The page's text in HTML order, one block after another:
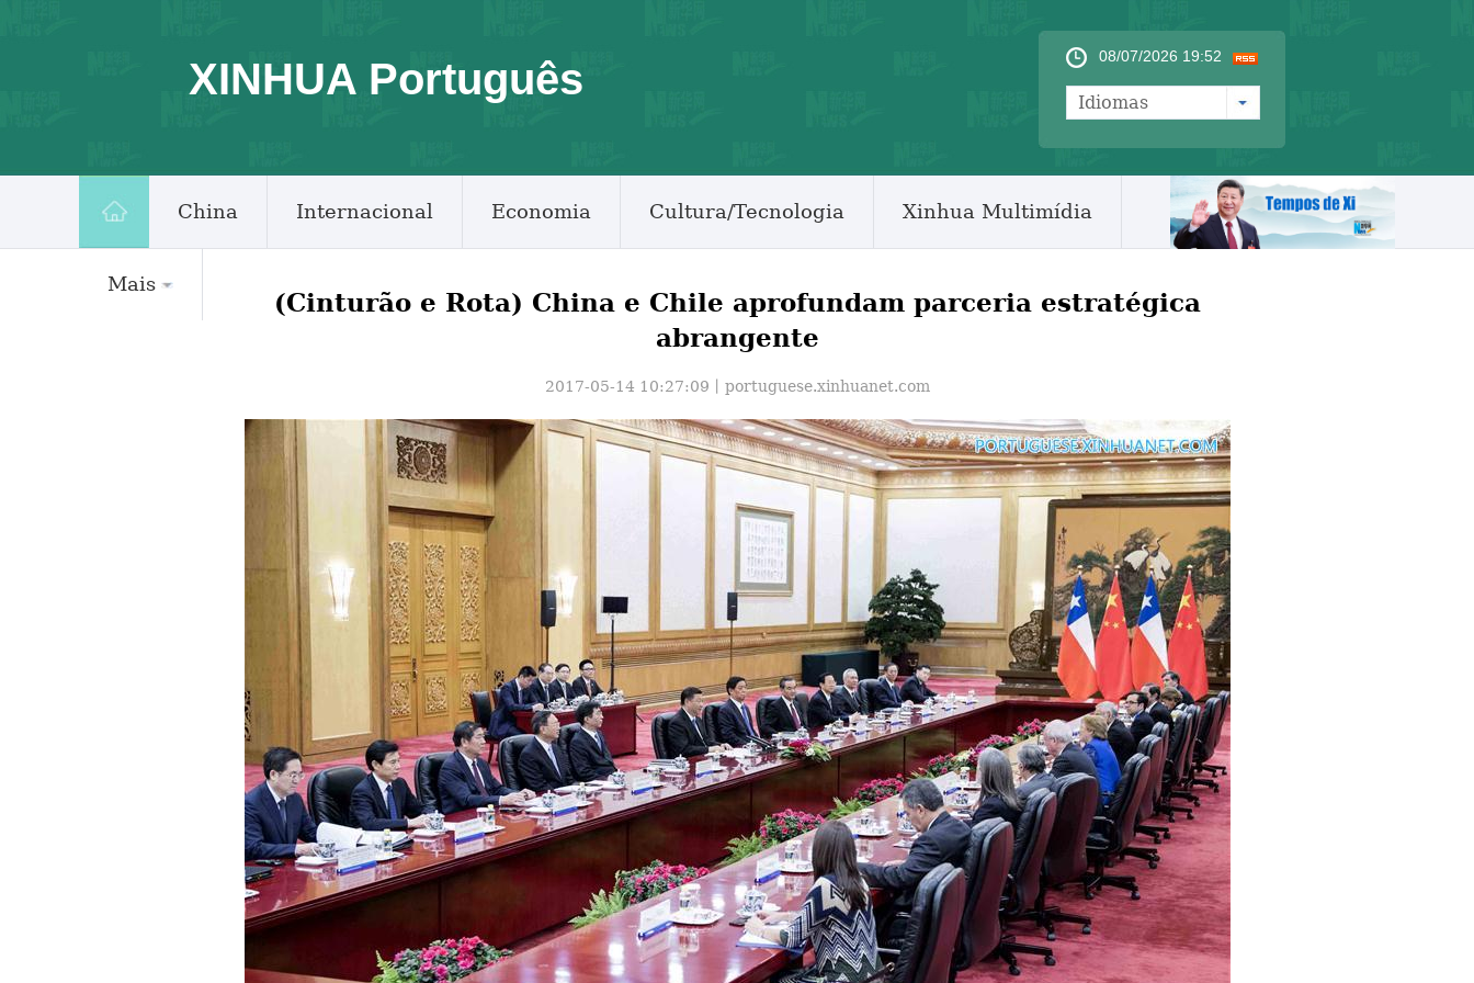
XINHUA Português 08/07/2026 19:52
Idiomas
China Internacional Economia Cultura/Tecnologia Xinhua Multimídia
Mais
(Cinturão e Rota) China e Chile aprofundam parceria estratégica
abrangente
2017-05-14 10:27:09丨 portuguese.xinhuanet.com